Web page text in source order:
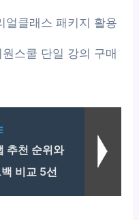
얼클래스 패키지 활용
스쿨 단일 강의 구매
추천 순위와
비교 5선